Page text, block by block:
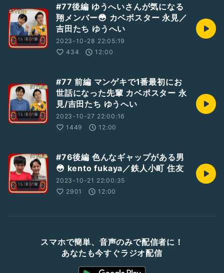
#77後編 ゆうへいさんが気になる
翔メンバー😳 カベポスター 永見／
吉田たち ゆうへい
2023-10-28 22:05:19
434
12:00
#77 前編 マンゲキで1番最初にお
世話になった先輩 カベポスター 永
見/吉田たち ゆうへい
2023-10-27 22:00:16
1449
12:00
#76後編 色んなギャップがある男
😳 kento fukaya／鉄人小町 住友
2023-10-21 22:00:35
2901
12:00
スマホで簡単、音声のみで配信者に！
あなたも今すぐラジオ配信